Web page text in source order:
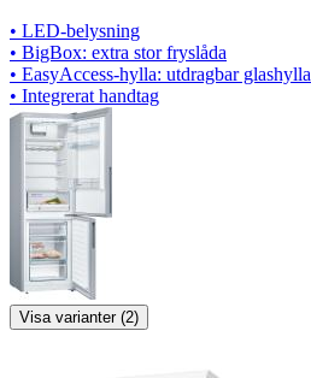
• LED-belysning
• BigBox: extra stor fryslåda
• EasyAccess-hylla: utdragbar glashylla
• Integrerat handtag
Visa varianter (2)